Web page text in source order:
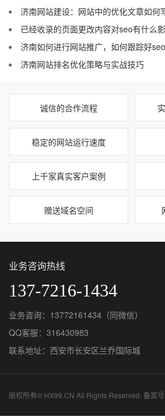
济南网站建设：网站中的优化文章如何
已经收录的页面更改内容对seo有什么影
济南如何进行网站推广，如何跟踪好seo优化
济南网站排名优化策略与实战技巧
诚信的合作流程
稳定的网站运行速度
上千家真实客户案例
赠送域名空间
业务咨询热线
137-7216-1434
业务咨询：13772161434（同微信）
QQ客服： 316430983
联系地址：西安市长安区兰乔国际城
版权所有© HX99.CN All Rights Reserved. 备案号